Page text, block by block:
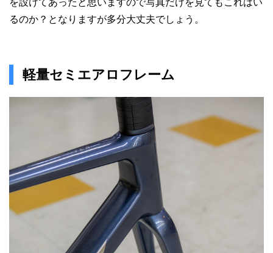
るのか？となりますが多分大丈夫でしょう。
軽量セミエアロフレーム